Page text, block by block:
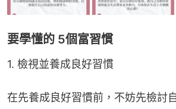
要學懂的 5個富習慣
1. 檢視並養成良好習慣
在先養成良好習慣前，不妨先檢討